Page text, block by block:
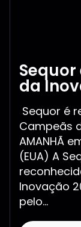
da
Sequor é
Campeãs
AMANHÃ
(EUA) A
Inovação
pelo...